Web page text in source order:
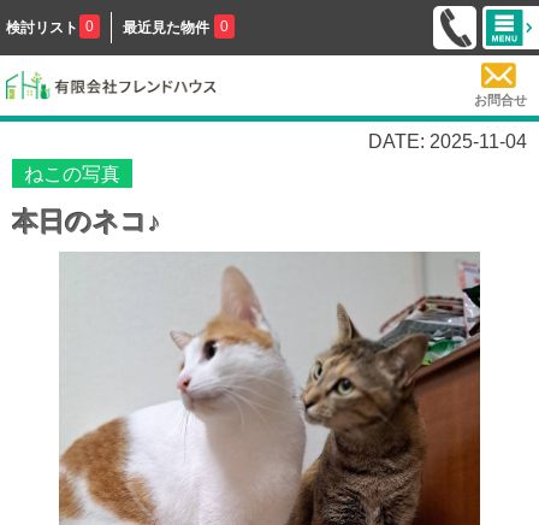
検討リスト 0 最近見た物件 0
お問合せ
DATE: 2025-11-04
ねこの写真
本日のネコ♪